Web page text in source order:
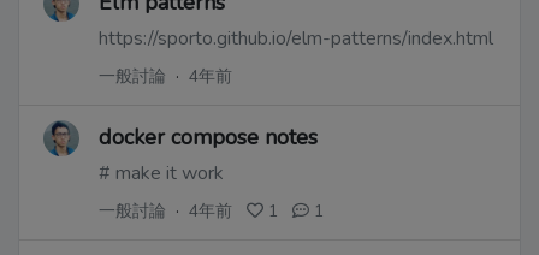
https://sporto.github.io/elm-patterns/index.html
一般討論 · 4年前
docker compose notes
# make it work
一般討論 · 4年前 1 1